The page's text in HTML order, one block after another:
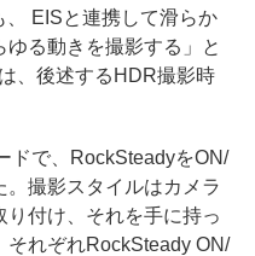
、 EISと連携して滑らか
る動きを撮影する」と
、後述するHDR撮影時
ドで、RockSteadyをON/
撮影スタイルはカメラ
付け、それを手に持っ
それぞれRockSteady ON/